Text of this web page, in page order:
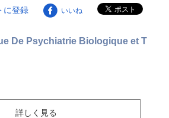
に登録 いいね
De Psychiatrie Biologique et T
詳しく見る